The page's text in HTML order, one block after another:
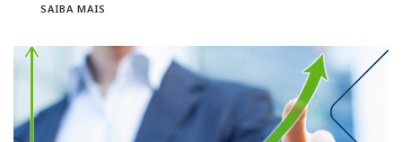
SAIBA MAIS